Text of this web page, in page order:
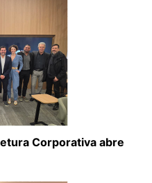
Corporativa abre